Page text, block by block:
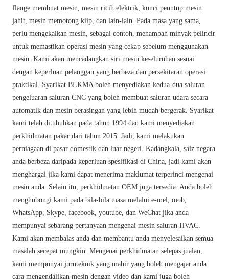
flange membuat mesin, mesin ricih elektrik, kunci penutup mesin
jahit, mesin memotong klip, dan lain-lain. Pada masa yang sama,
perlu mengekalkan mesin, sebagai contoh, menambah minyak pelincir
untuk memastikan operasi mesin yang cekap sebelum menggunakan
mesin. Kami akan mencadangkan siri mesin keseluruhan sesuai
dengan keperluan pelanggan yang berbeza dan persekitaran operasi
praktikal. Syarikat BLKMA boleh menyediakan kedua-dua saluran
pengeluaran saluran CNC yang boleh membuat saluran udara secara
automatik dan mesin berasingan yang lebih mudah bergerak. Syarikat
kami telah ditubuhkan pada tahun 1994 dan kami menyediakan
perkhidmatan pakar dari tahun 2015. Jadi, kami melakukan
perniagaan di pasar domestik dan luar negeri. Kadangkala, saiz negara
anda berbeza daripada keperluan spesifikasi di China, jadi kami akan
menghargai jika kami dapat menerima maklumat terperinci mengenai
mesin anda. Selain itu, perkhidmatan OEM juga tersedia. Anda boleh
menghubungi kami pada bila-bila masa melalui e-mel, mob,
WhatsApp, Skype, facebook, youtube, dan WeChat jika anda
mempunyai sebarang pertanyaan mengenai mesin saluran HVAC.
Kami akan membalas anda dan membantu anda menyelesaikan semua
masalah secepat mungkin. Mengenai perkhidmatan selepas jualan,
kami mempunyai juruteknik yang mahir yang boleh mengajar anda
cara mengendalikan mesin dengan video dan kami juga boleh